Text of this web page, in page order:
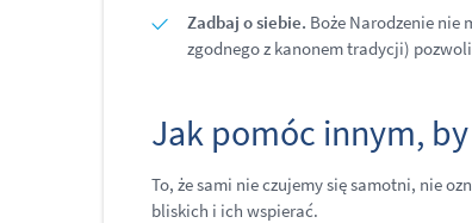
Zadbaj o siebie. Boże Narodzenie nie
zgodnego z kanonem tradycji)
Jak pomóc innym,
To, że sami nie czujemy się samotni, nie
bliskich i ich wspierać.